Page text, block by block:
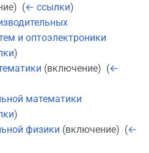
(← ссылки)
и оптоэлектроники
)
(включение) ‎ (←
математики
)
физики (включение) ‎ (←